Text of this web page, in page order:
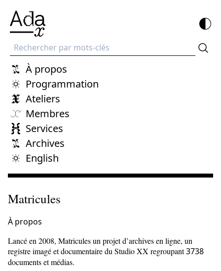
Recherche
À propos
Programmation
Ateliers
Membres
Services
Archives
English
Matricules
À propos
Lancé en 2008, Matricules un projet d’archives en ligne, un
registre imagé et documentaire du Studio XX regroupant3738
documents et médias.